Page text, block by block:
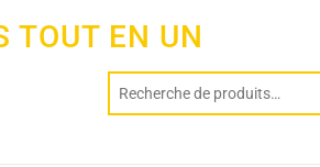
TOUT EN UN